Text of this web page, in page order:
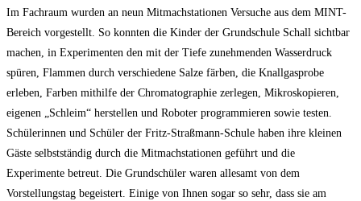
Im Fachraum wurden an neun Mitmachstationen Versuche aus dem MINT-
Bereich vorgestellt. So konnten die Kinder der Grundschule Schall sichtbar
machen, in Experimenten den mit der Tiefe zunehmenden Wasserdruck
spüren, Flammen durch verschiedene Salze färben, die Knallgasprobe
erleben, Farben mithilfe der Chromatographie zerlegen, Mikroskopieren,
eigenen „Schleim“ herstellen und Roboter programmieren sowie testen.
Schülerinnen und Schüler der Fritz-Straßmann-Schule haben ihre kleinen
Gäste selbstständig durch die Mitmachstationen geführt und die
Experimente betreut. Die Grundschüler waren allesamt von dem
Vorstellungstag begeistert. Einige von Ihnen sogar so sehr, dass sie am